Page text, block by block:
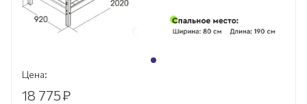
Цена:
18 775₽